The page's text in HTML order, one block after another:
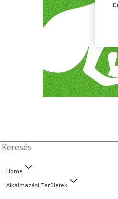
Home
Alkalmazási Területek